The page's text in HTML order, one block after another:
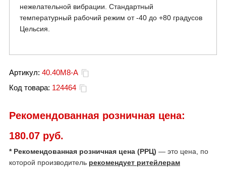
нежелательной вибрации. Стандартный
температурный рабочий режим от -40 до +80 градусов
Цельсия.
Артикул: 40.40M8-А
Код товара: 124464
Рекомендованная розничная цена:
180.07 руб.
* Рекомендованная розничная цена (РРЦ) — это цена, по
которой производитель рекомендует ритейлерам